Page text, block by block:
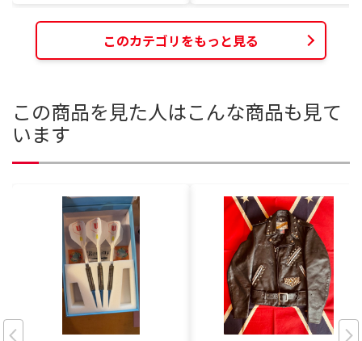
このカテゴリをもっと見る
この商品を見た人はこんな商品も見て
います